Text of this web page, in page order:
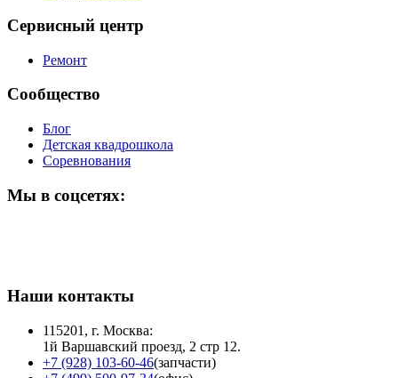
Сервисный центр
Ремонт
Сообщество
Блог
Детская квадрошкола
Соревнования
Мы в соцсетях:
Наши контакты
115201, г. Москва:
1й Варшавский проезд, 2 стр 12.
+7 (928) 103-60-46(запчасти)